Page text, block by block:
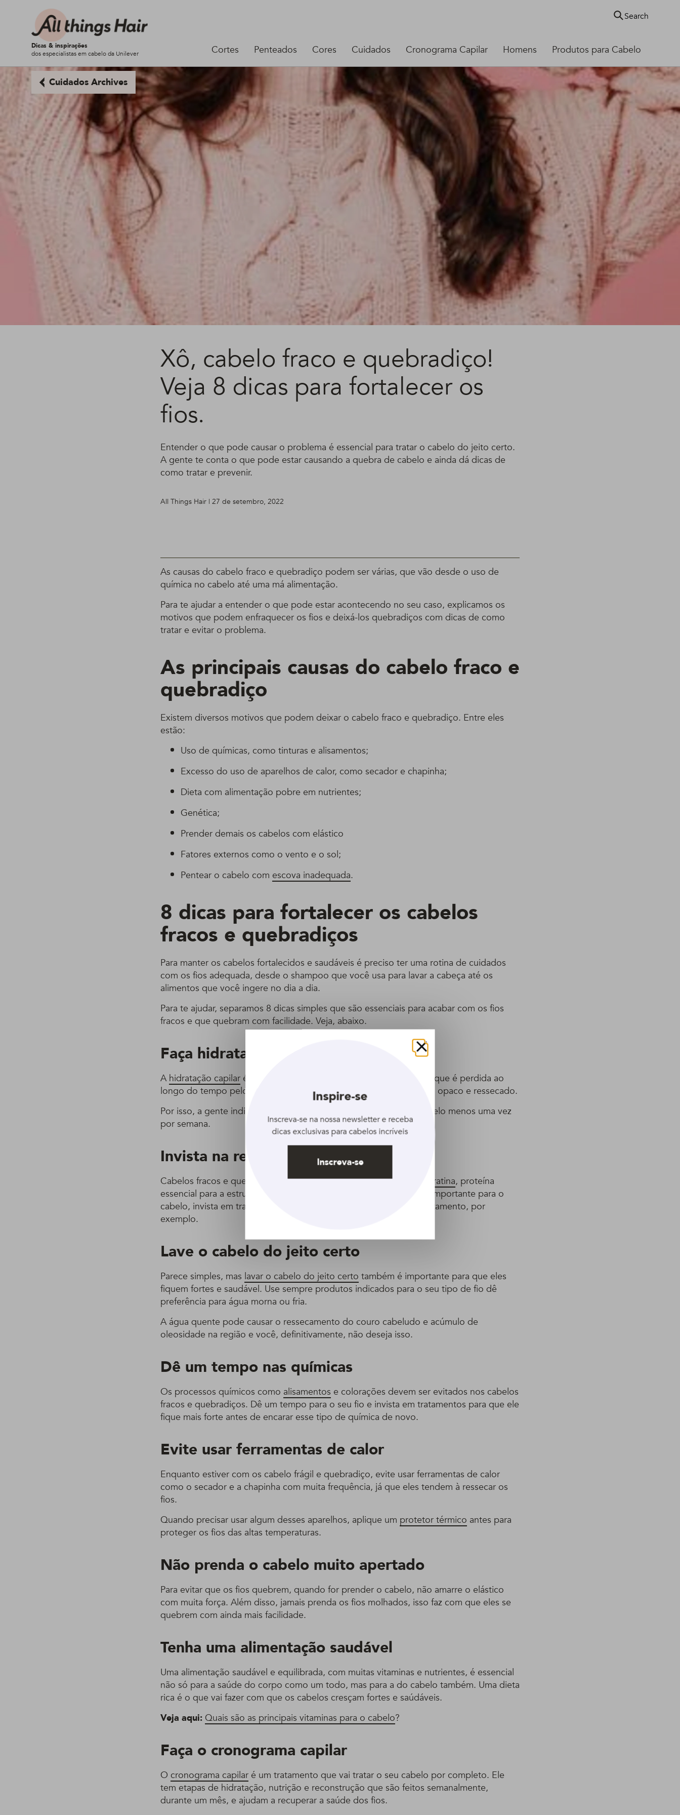
Dicas & inspirações
dos especialistas em cabelo da Unilever
Cortes Penteados Cores Cuidados Cronograma Capilar Homens Produtos para Cabelo
Search
Cuidados Archives
Xô, cabelo fraco e quebradiço!
Veja 8 dicas para fortalecer os
fios.
Entender o que pode causar o problema é essencial para tratar o cabelo do jeito certo.
A gente te conta o que pode estar causando a quebra de cabelo e ainda dá dicas de
como tratar e prevenir.
All Things Hair | 27 de setembro, 2022
As causas do cabelo fraco e quebradiço podem ser várias, que vão desde o uso de
química no cabelo até uma má alimentação.
Para te ajudar a entender o que pode estar acontecendo no seu caso, explicamos os
motivos que podem enfraquecer os fios e deixá-los quebradiços com dicas de como
tratar e evitar o problema.
As principais causas do cabelo fraco e
quebradiço
Existem diversos motivos que podem deixar o cabelo fraco e quebradiço. Entre eles
estão:
Uso de químicas, como tinturas e alisamentos;
Excesso do uso de aparelhos de calor, como secador e chapinha;
Dieta com alimentação pobre em nutrientes;
Genética;
Prender demais os cabelos com elástico
Fatores externos como o vento e o sol;
Pentear o cabelo com escova inadequada.
8 dicas para fortalecer os cabelos
fracos e quebradiços
Para manter os cabelos fortalecidos e saudáveis é preciso ter uma rotina de cuidados
com os fios adequada, desde o shampoo que você usa para lavar a cabeça até os
alimentos que você ingere no dia a dia.
Para te ajudar, separamos 8 dicas simples que são essenciais para acabar com os fios
fracos e que quebram com facilidade. Veja, abaixo.
Faça hidratações semanais
A hidratação capilar é um tratamento importante para repor a água que é perdida ao
longo do tempo pelos fios e faz com que o cabelo fique mais fraco, opaco e ressecado.
Por isso, a gente indica que você invista em máscaras hidratantes pelo menos uma vez
por semana.
Invista na reconstrução capilar
Cabelos fracos e quebradiços normalmente estão comfalta de queratina, proteína
essencial para a estrutura capilar. Para repor esse componente tão importante para o
cabelo, invista em tratamentos reconstrutores com máscaras de tratamento, por
exemplo.
Lave o cabelo do jeito certo
Parece simples, mas lavar o cabelo do jeito certo também é importante para que eles
fiquem fortes e saudável. Use sempre produtos indicados para o seu tipo de fio dê
preferência para água morna ou fria.
A água quente pode causar o ressecamento do couro cabeludo e acúmulo de
oleosidade na região e você, definitivamente, não deseja isso.
Dê um tempo nas químicas
Os processos químicos como alisamentos e colorações devem ser evitados nos cabelos
fracos e quebradiços. Dê um tempo para o seu fio e invista em tratamentos para que ele
fique mais forte antes de encarar esse tipo de química de novo.
Evite usar ferramentas de calor
Enquanto estiver com os cabelo frágil e quebradiço, evite usar ferramentas de calor
como o secador e a chapinha com muita frequência, já que eles tendem à ressecar os
fios.
Quando precisar usar algum desses aparelhos, aplique um protetor térmico antes para
proteger os fios das altas temperaturas.
Não prenda o cabelo muito apertado
Para evitar que os fios quebrem, quando for prender o cabelo, não amarre o elástico
com muita força. Além disso, jamais prenda os fios molhados, isso faz com que eles se
quebrem com ainda mais facilidade.
Tenha uma alimentação saudável
Uma alimentação saudável e equilibrada, com muitas vitaminas e nutrientes, é essencial
não só para a saúde do corpo como um todo, mas para a do cabelo também. Uma dieta
rica é o que vai fazer com que os cabelos cresçam fortes e saúdáveis.
Veja aqui: Quais são as principais vitaminas para o cabelo?
Faça o cronograma capilar
O cronograma capilar é um tratamento que vai tratar o seu cabelo por completo. Ele
tem etapas de hidratação, nutrição e reconstrução que são feitos semanalmente,
durante um mês, e ajudam a recuperar a saúde dos fios.
Fechar
Inspire-se
Inscreva-se na nossa newsletter e receba
dicas exclusivas para cabelos incríveis
Inscreva-se